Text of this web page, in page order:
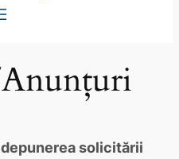
solicitării